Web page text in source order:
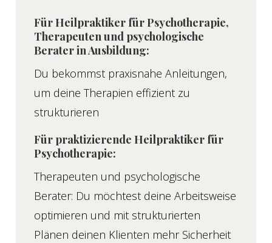
Für Heilpraktiker für Psychotherapie,
Therapeuten und psychologische
Berater in Ausbildung:
Du bekommst praxisnahe Anleitungen,
um deine Therapien effizient zu
strukturieren
Für praktizierende Heilpraktiker für
Psychotherapie:
Therapeuten und psychologische
Berater: Du möchtest deine Arbeitsweise
optimieren und mit strukturierten
Plänen deinen Klienten mehr Sicherheit